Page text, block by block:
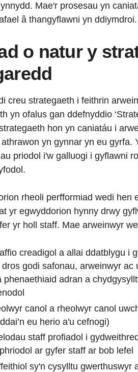
Mae'r prosesau yn
â thangyflawni yn ddiymdroi.
o natur y
creu strategaeth i feithrin
yn ofalus gan ddefnyddio
hon yn caniatáu i
yn gynnar yn eu gyrfa.
priodol i'w galluogi i gyflawni
rheoli perfformiad wedi hen
yr egwyddorion hynny drwy
yr holl staff. Mae arweinwyr
creadigol a allai ddatblygu i
godi safonau, arweinwyr ac
phenaethiaid adran a
canol a rheolwyr canol
eu herio a'u cefnogi)
staff profiadol i
ar gyfer staff ar bob lefel
sy'n cysylltu gwerthuswyr